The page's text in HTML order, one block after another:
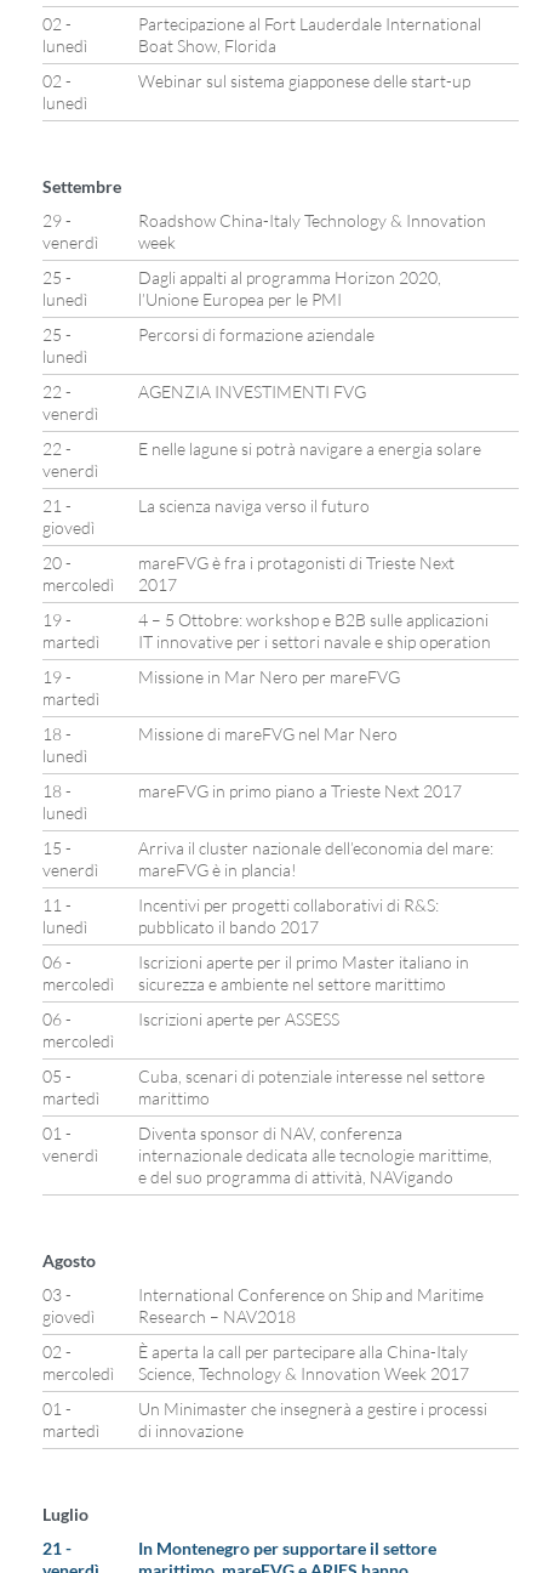
02 -
lunedì
Partecipazione al Fort Lauderdale International
Boat Show, Florida
02 -
lunedì
Webinar sul sistema giapponese delle start-up
Settembre
29 -
venerdì
Roadshow China-Italy Technology & Innovation
week
25 -
lunedì
Dagli appalti al programma Horizon 2020,
l’Unione Europea per le PMI
25 -
lunedì
Percorsi di formazione aziendale
22 -
venerdì
AGENZIA INVESTIMENTI FVG
22 -
venerdì
E nelle lagune si potrà navigare a energia solare
21 -
giovedì
La scienza naviga verso il futuro
20 -
mercoledì
mareFVG è fra i protagonisti di Trieste Next
2017
19 -
martedì
4 – 5 Ottobre: workshop e B2B sulle applicazioni
IT innovative per i settori navale e ship operation
19 -
martedì
Missione in Mar Nero per mareFVG
18 -
lunedì
Missione di mareFVG nel Mar Nero
18 -
lunedì
mareFVG in primo piano a Trieste Next 2017
15 -
venerdì
Arriva il cluster nazionale dell’economia del mare:
mareFVG è in plancia!
11 -
lunedì
Incentivi per progetti collaborativi di R&S:
pubblicato il bando 2017
06 -
mercoledì
Iscrizioni aperte per il primo Master italiano in
sicurezza e ambiente nel settore marittimo
06 -
mercoledì
Iscrizioni aperte per ASSESS
05 -
martedì
Cuba, scenari di potenziale interesse nel settore
marittimo
01 -
venerdì
Diventa sponsor di NAV, conferenza
internazionale dedicata alle tecnologie marittime,
e del suo programma di attività, NAVigando
Agosto
03 -
giovedì
International Conference on Ship and Maritime
Research – NAV2018
02 -
mercoledì
È aperta la call per partecipare alla China-Italy
Science, Technology & Innovation Week 2017
01 -
martedì
Un Minimaster che insegnerà a gestire i processi
di innovazione
Luglio
21 -
In Montenegro per supportare il settore